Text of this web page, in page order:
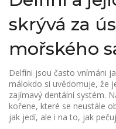
skrývá za
mořského
Delfíni jsou často vnímáni
málokdo si uvědomuje, že
zajímavý dentální systém.
kořene, které se neustále
jak jedí, ale i na to, jak